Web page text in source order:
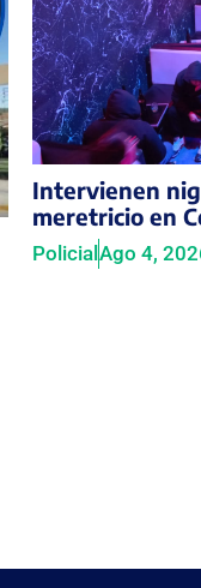
Intervienen
meretricio en
PolicialAgo 4,